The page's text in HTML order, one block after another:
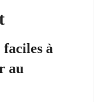
faciles à
au